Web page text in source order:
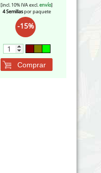
[incl. 10% IVA excl.envío]
4 Semillaspor paquete
-15%
Comprar